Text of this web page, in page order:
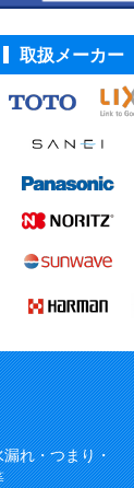
取扱メーカー
れ・つまり・